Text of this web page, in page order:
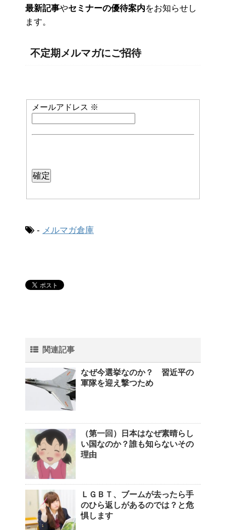
最新記事やセミナーの優待案内をお知らせし
ます。
不定期メルマガにご招待
メールアドレス ※
- メルマガ倉庫
関連記事
なぜ今選挙なのか？ 習近平の
軍隊を迎え撃つため
（第一回）日本はなぜ素晴らし
い国なのか？誰も知らないその
理由
ＬＧＢＴ、ブームが去ったら手
のひら返しがあるのでは？と危
惧します